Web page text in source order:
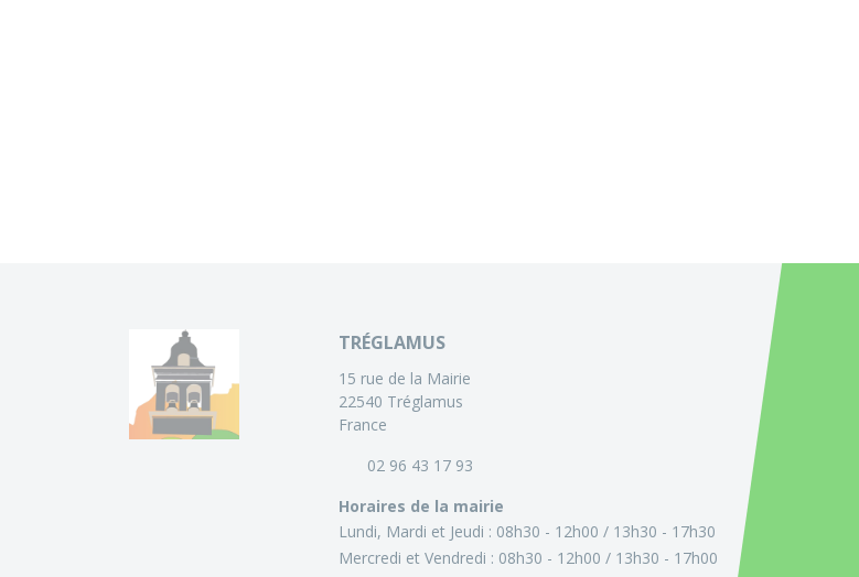
TRÉGLAMUS
15 rue de la Mairie
22540 Tréglamus
France
02 96 43 17 93
Horaires de la mairie
Lundi, Mardi et Jeudi : 08h30 - 12h00
13h30 - 17h30
Mercredi et Vendredi : 08h30 - 12h00 13h30 - 17h00